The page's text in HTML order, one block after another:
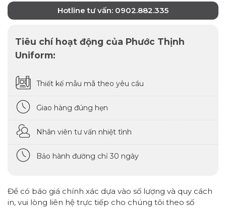
Hotline tư vấn: 0902.882.335
Tiêu chí hoạt động của Phước Thịnh
Uniform:
Thiết kế mẫu mã theo yêu cầu
Giao hàng đúng hẹn
Nhân viên tư vấn nhiệt tình
Bảo hành đường chỉ 30 ngày
Để có báo giá chính xác dựa vào số lượng và quy cách
in, vui lòng liên hệ trực tiếp cho chúng tôi theo số